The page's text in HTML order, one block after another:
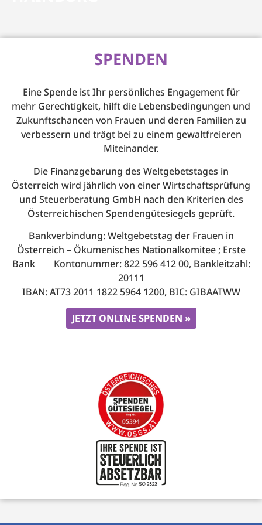
SPENDEN
Eine Spende ist Ihr persönliches Engagement für
mehr Gerechtigkeit, hilft die Lebensbedingungen und
Zukunftschancen von Frauen und deren Familien zu
verbessern und trägt bei zu einem gewaltfreieren
Miteinander.
Die Finanzgebarung des Weltgebetstages in
Österreich wird jährlich von einer Wirtschaftsprüfung
und Steuerberatung GmbH nach den Kriterien des
Österreichischen Spendengütesiegels geprüft.
Bankverbindung: Weltgebetstag der Frauen in
Österreich – Ökumenisches Nationalkomitee ; Erste
Bank Kontonummer: 822 596 412 00, Bankleitzahl:
20111
IBAN: AT73 2011 1822 5964 1200, BIC: GIBAATWW
JETZT ONLINE SPENDEN »